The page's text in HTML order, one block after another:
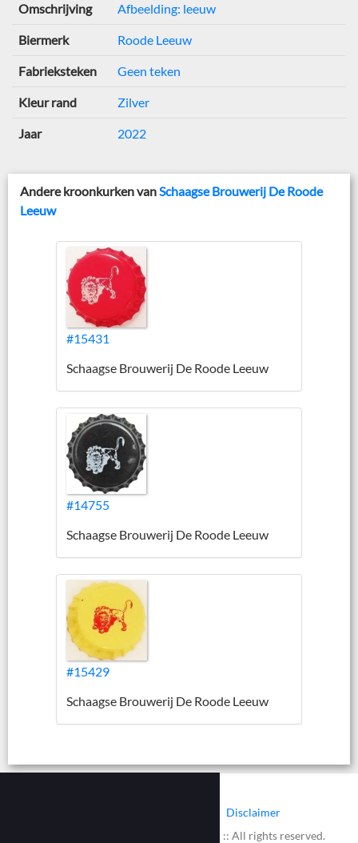
Omschrijving Afbeelding: leeuw
Biermerk Roode Leeuw
Fabrieksteken Geen teken
Kleur rand Zilver
Jaar 2022
Andere kroonkurken vanSchaagse Brouwerij De Roode
Leeuw
#15431
Schaagse Brouwerij De Roode Leeuw
#14755
Schaagse Brouwerij De Roode Leeuw
#15429
Schaagse Brouwerij De Roode Leeuw
Disclaimer
© 2002 - 2026 :: www.bieretiketten.nl :: All rights reserved.